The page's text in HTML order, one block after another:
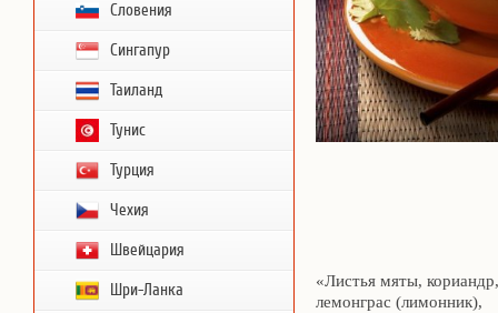
Словения
Сингапур
Таиланд
Тунис
Турция
Чехия
Швейцария
Шри-Ланка
«Листья мяты, кориандр,
лемонграс (лимонник),